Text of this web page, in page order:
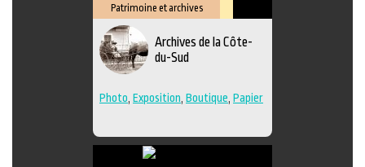
Patrimoine et archives
Lieu
Archives de la Côte-
du-Sud
Photo Exposition Boutique Papier